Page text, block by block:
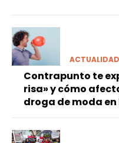
ACTUALIDAD
Contrapunto te
risa» y cómo
droga de moda en